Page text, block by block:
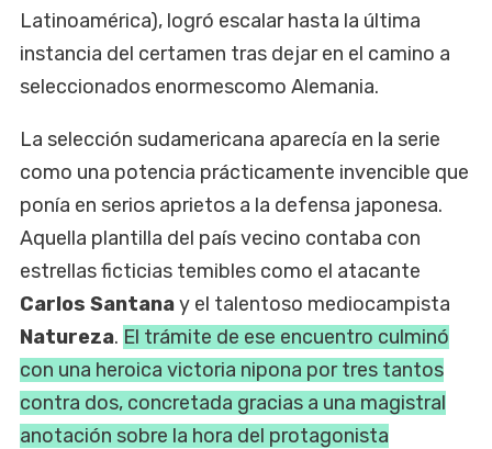
Latinoamérica), logró escalar hasta la última
instancia del certamen tras dejar en el camino a
seleccionados enormescomo Alemania.
La selección sudamericana aparecía en la serie
como una potencia prácticamente invencible que
ponía en serios aprietos a la defensa japonesa.
Aquella plantilla del país vecino contaba con
estrellas ficticias temibles como el atacante
Carlos Santanay el talentoso mediocampista
Natureza. El trámite de ese encuentro culminó
con una heroica victoria nipona por tres tantos
contra dos, concretada gracias a una magistral
anotación sobre la hora del protagonista